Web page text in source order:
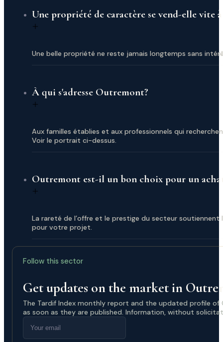
Une propriété de caractère se vend-elle vite
Une belle propriété ne reste jamais longtemps sans
À qui s'adresse Outremont?
Aux familles établies et aux professionnels qui
Voir le portrait ci-dessus.
Outremont est-il un bon choix pour un
La rareté de l’offre et le prestige du secteur
pour votre projet.
Follow this sector
Get updates on the market in
The Tardif Index monthly report and the updated profile of
as soon as they are published. Information, without